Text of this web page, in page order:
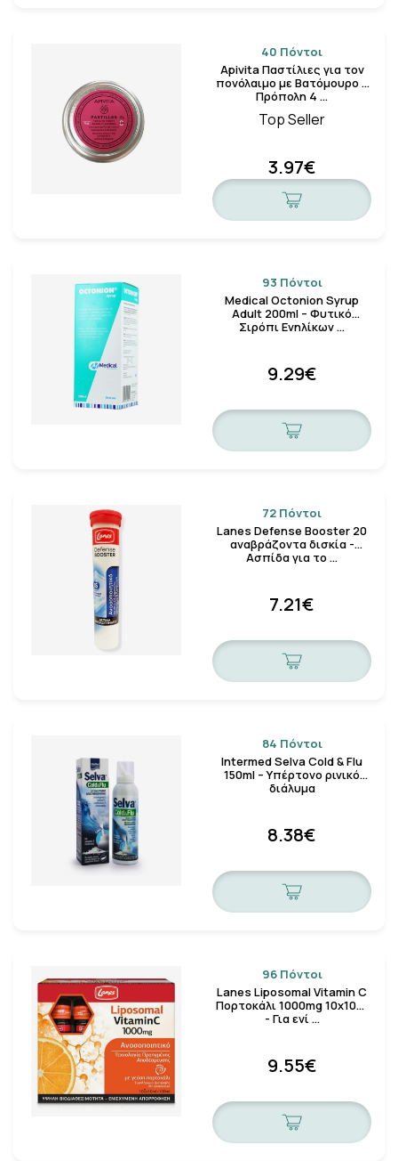
40 Πόντοι
Apivita Παστίλιες για τον
πονόλαιμο με Βατόμουρο &
Πρόπολη 4 …
Top Seller
3.97€
93 Πόντοι
Medical Octonion Syrup
Adult 200ml – Φυτικό
Σιρόπι Ενηλίκων …
9.29€
72 Πόντοι
Lanes Defense Booster 20
αναβράζοντα δισκία -
Ασπίδα για το …
7.21€
84 Πόντοι
Intermed Selva Cold & Flu
150ml – Υπέρτονο ρινικό
διάλυμα
8.38€
96 Πόντοι
Lanes Liposomal Vitamin C
Πορτοκάλι 1000mg 10x10ml
- Για ενί …
9.55€